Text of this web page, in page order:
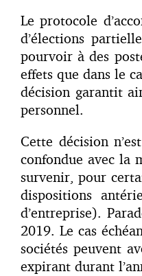
Le protocole
d’élections
pourvoir à des
effets que dans le
décision garantit
personnel.
Cette décision
confondue avec la
survenir, pour
dispositions
d’entreprise).
2019. Le cas
sociétés peuvent
expirant durant